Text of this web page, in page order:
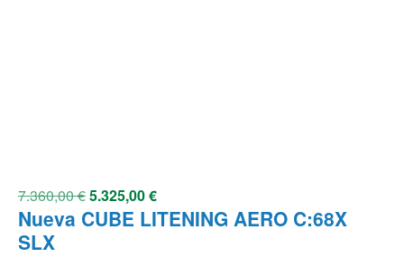
7.360,00€5.325,00€
Nueva CUBE LITENING AERO C:68X
SLX